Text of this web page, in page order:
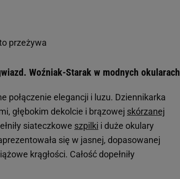
przeżywa
Woźniak-Starak w modnych okularach
połączenie elegancji i luzu. Dziennikarka
głębokim dekolcie i brązowej skórzanej
siateczkowe szpilki i duże okulary
się w jasnej, dopasowanej
krągłości. Całość dopełniły